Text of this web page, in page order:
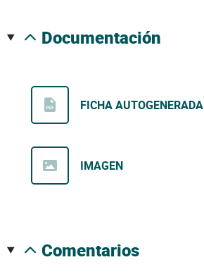
documentación
FICHA AUTOGENERADA
IMAGEN
comentarios